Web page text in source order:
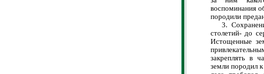
воспоминания
породили
3.
столетий- до
Истощенные
закреплять в
земли породил